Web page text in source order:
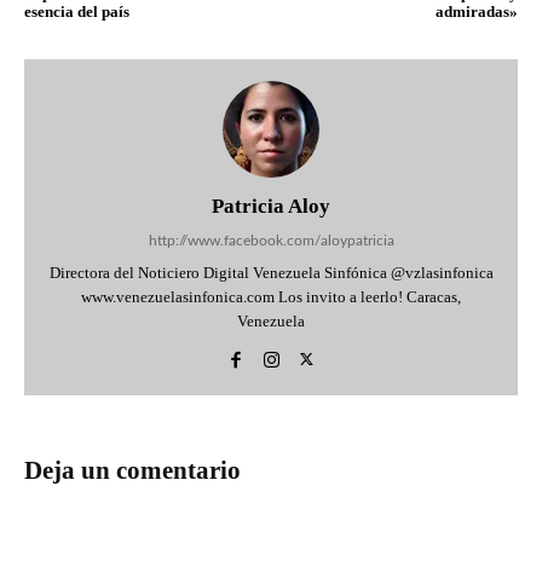
esencia del país
admiradas»
Patricia Aloy
http://www.facebook.com/aloypatricia
Directora del Noticiero Digital Venezuela Sinfónica @vzlasinfonica
www.venezuelasinfonica.com Los invito a leerlo! Caracas,
Venezuela
Deja un comentario